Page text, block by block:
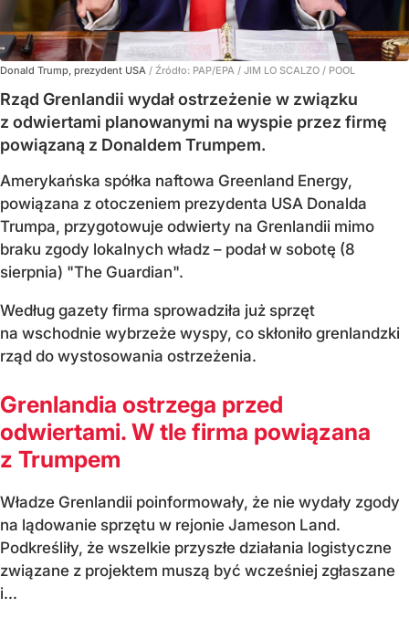
Donald Trump, prezydent USA / Źródło: PAP/EPA / JIM LO SCALZO / POOL
Rząd Grenlandii wydał ostrzeżenie w związku
z odwiertami planowanymi na wyspie przez firmę
powiązaną z Donaldem Trumpem.
Amerykańska spółka naftowa Greenland Energy,
powiązana z otoczeniem prezydenta USA Donalda
Trumpa, przygotowuje odwierty na Grenlandii mimo
braku zgody lokalnych władz – podał w sobotę (8
sierpnia) "The Guardian".
Według gazety firma sprowadziła już sprzęt
na wschodnie wybrzeże wyspy, co skłoniło grenlandzki
rząd do wystosowania ostrzeżenia.
Grenlandia ostrzega przed
odwiertami. W tle firma powiązana
z Trumpem
Władze Grenlandii poinformowały, że nie wydały zgody
na lądowanie sprzętu w rejonie Jameson Land.
Podkreśliły, że wszelkie przyszłe działania logistyczne
związane z projektem muszą być wcześniej zgłaszane
i...